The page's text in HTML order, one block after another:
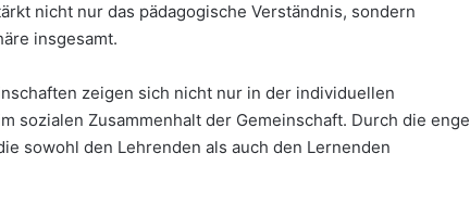
nicht nur das pädagogische Verständnis, sondern
insgesamt.
zeigen sich nicht nur in der individuellen
sozialen Zusammenhalt der Gemeinschaft. Durch die enge
sowohl den Lehrenden als auch den Lernenden